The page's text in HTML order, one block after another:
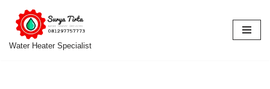
Lompat
ke
Water Heater Specialist